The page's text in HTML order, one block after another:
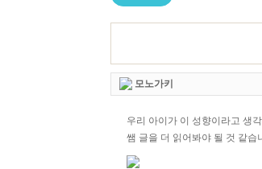
모노가키
우리 아이가 이 성향이라고 생
쌤 글을 더 읽어봐야 될 것 같습